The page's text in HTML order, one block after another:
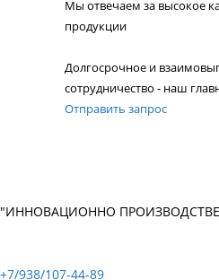
Мы отвечаем за высокое
продукции
Долгосрочное и
сотрудничество - наш
Отправить запрос
"ИННОВАЦИОННО
+7/938/107-44-89